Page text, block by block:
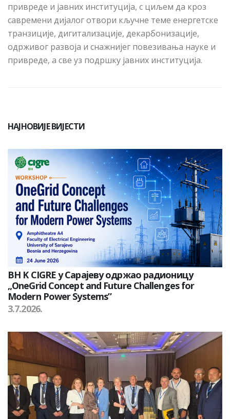
привреде и јавних институција, с циљем да кроз
савремени дијалог отвори кључне теме енергетске
транзиције, дигитализације, декарбонизације,
одрживог развоја и снажнијег повезивања науке и
привреде, а све уз подршку јавних институција.
НАЈНОВИЈЕ ВИЈЕСТИ
BH K CIGRE у Сарајеву одржао радионицу
„OneGrid Concept and Future Challenges for
Modern Power Systems”
3.7.2026.